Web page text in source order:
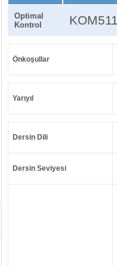
Optimal
Kontrol
Önkoşullar
Yarıyıl
Dersin Dili
Dersin Seviyesi